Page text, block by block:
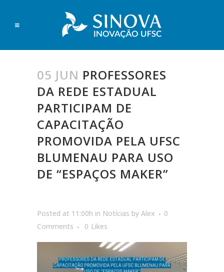
05 JUN PROFESSORES
DA REDE ESTADUAL
PARTICIPAM DE
CAPACITAÇÃO
PROMOVIDA PELA UFSC
BLUMENAU PARA USO
DE “ESPAÇOS MAKER”
Posted at 11:00h in Notícias by Alex
0
Comments
0 Likes